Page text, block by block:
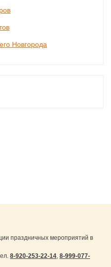
Новгорода
праздничных мероприятий в
8-920-253-22-14, 8-999-077-